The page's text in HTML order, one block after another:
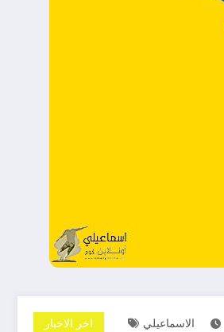
اخر الاخبار الاسماعيلي